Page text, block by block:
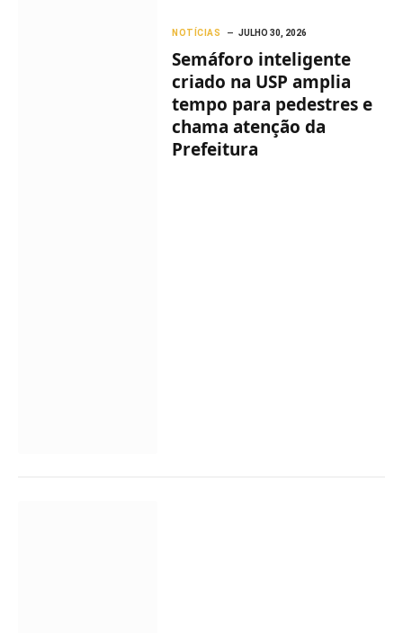
NOTÍCIAS JULHO 30, 2026
Semáforo inteligente
criado na USP amplia
tempo para pedestres e
chama atenção da
Prefeitura